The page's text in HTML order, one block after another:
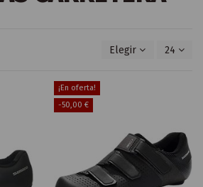
Elegir 24
¡En oferta!
-50,00 €